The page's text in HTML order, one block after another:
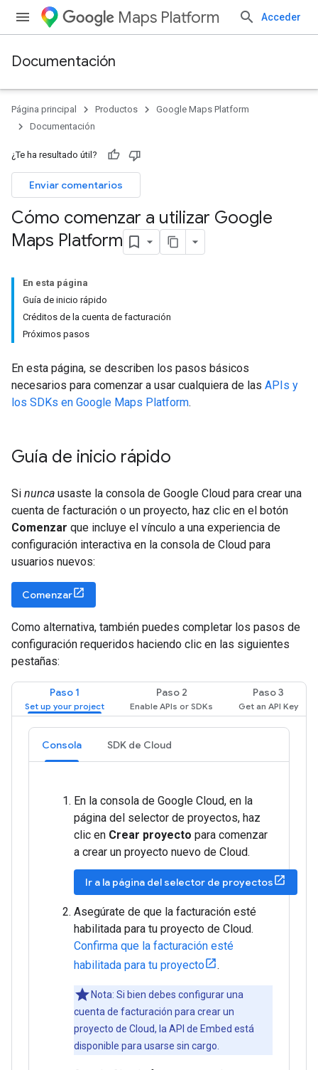
Maps Platform Acceder
Documentación
Página principal Productos
Google Maps Platform
Documentación
¿Te ha resultado útil?
Enviar comentarios
Cómo comenzar a utilizar Google
Maps Platform
En esta página
Guía de inicio rápido
Créditos de la cuenta de facturación
Próximos pasos
En esta página, se describen los pasos básicos
necesarios para comenzar a usar cualquiera de las APIs y
los SDKs en Google Maps Platform.
Guía de inicio rápido
Si nunca usaste la consola de Google Cloud para crear una
cuenta de facturación o un proyecto, haz clic en el botón
Comenzar que incluye el vínculo a una experiencia de
configuración interactiva en la consola de Cloud para
usuarios nuevos:
Comenzar
Como alternativa, también puedes completar los pasos de
configuración requeridos haciendo clic en las siguientes
pestañas:
Paso 1 Paso 2 Paso 3
Consola SDK de Cloud
En la consola de Google Cloud, en la
página del selector de proyectos, haz
clic en Crear proyecto para comenzar
a crear un proyecto nuevo de Cloud.
Ir a la página del selector de proyectos
Asegúrate de que la facturación esté
habilitada para tu proyecto de Cloud.
Confirma que la facturación esté
habilitada para tu proyecto
.
Nota: Si bien debes configurar una
cuenta de facturación para crear un
proyecto de Cloud, la API de Embed está
disponible para usarse sin cargo.